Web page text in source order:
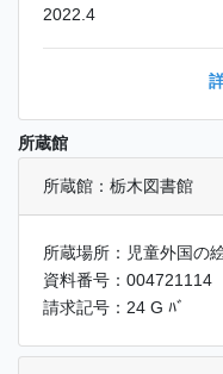
2022.4
所蔵館
所蔵館：栃木図書館
所蔵場所：児童外国の
資料番号：004721114
請求記号：24 G ﾊﾞ